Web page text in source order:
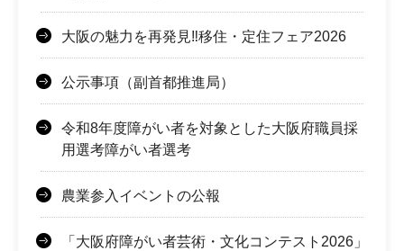
大阪の魅力を再発見‼移住・定住フェア2026
公示事項（副首都推進局）
令和8年度障がい者を対象とした大阪府職員採
用選考障がい者選考
農業参入イベントの公報
「大阪府障がい者芸術・文化コンテスト2026」